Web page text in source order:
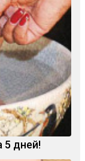
5 дней!